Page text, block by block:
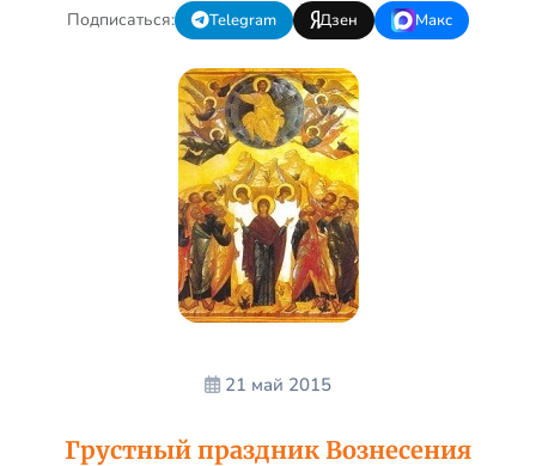
Подписаться: Telegram Дзен Макс
21 май 2015
Грустный праздник Вознесения